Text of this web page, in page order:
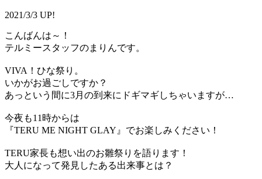
2021/3/3 UP!
こんばんは～！
テルミースタッフのまりんです。
VIVA！ひな祭り。
いかがお過ごしですか？
あっという間に3月の到来にドギマギしちゃいますが…
今夜も11時からは
『TERU ME NIGHT GLAY』でお楽しみください！
TERU家長も想い出のお雛祭りを語ります！
大人になって発見したある出来事とは？